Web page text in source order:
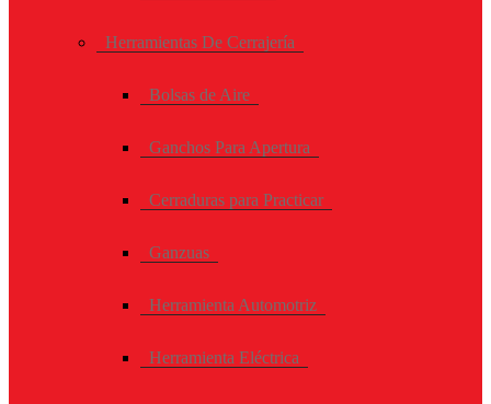
Herramientas De Cerrajería
Bolsas de Aire
Ganchos Para Apertura
Cerraduras para Practicar
Ganzuas
Herramienta Automotriz
Herramienta Eléctrica